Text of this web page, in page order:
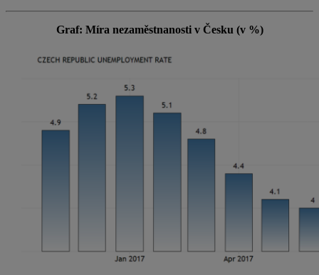
Graf: Míra nezaměstnanosti v Česku (v %)